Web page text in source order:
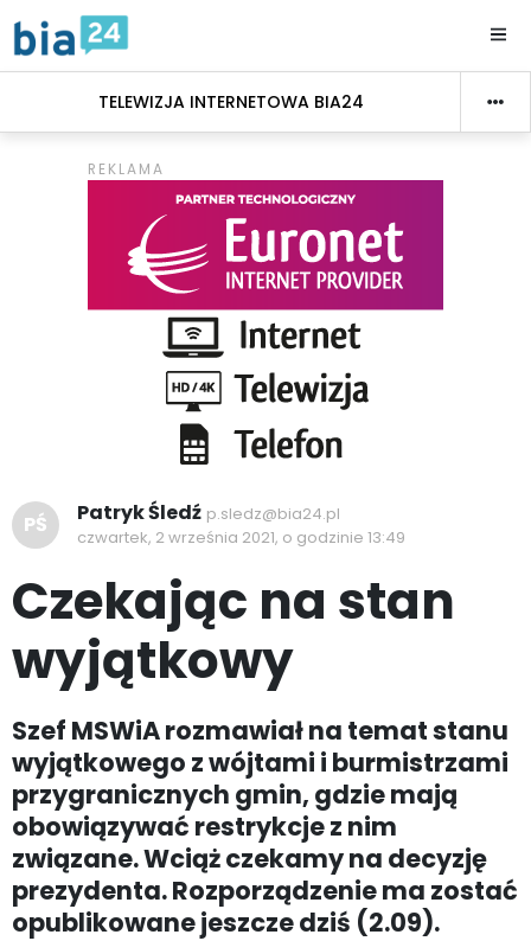
TELEWIZJA INTERNETOWA BIA24
PŚ Patryk Śledź p.sledz@bia24.pl
czwartek, 2 września 2021, o godzinie 13:49
Czekając na stan
wyjątkowy
Szef MSWiA rozmawiał na temat stanu
wyjątkowego z wójtami i burmistrzami
przygranicznych gmin, gdzie mają
obowiązywać restrykcje z nim
związane. Wciąż czekamy na decyzję
prezydenta. Rozporządzenie ma zostać
opublikowane jeszcze dziś (2.09).